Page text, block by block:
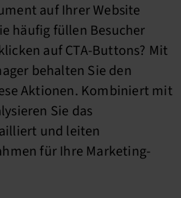
auf Ihrer Website
häufig füllen Besucher
auf CTA-Buttons? Mit
behalten Sie den
Aktionen. Kombiniert mit
Sie das
und leiten
für Ihre Marketing-